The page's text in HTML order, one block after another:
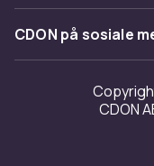
Kundeanmeldelser
Jobbe på CDON
Investor relations
Tilgjengelighet
Merchant Help
CDON på sosiale
CDON